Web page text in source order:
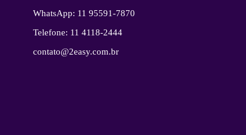
WhatsApp: 11 95591-7870
Telefone: 11 4118-2444
contato@2easy.com.br